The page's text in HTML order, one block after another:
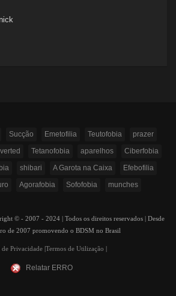
Sucção Emetofilia Teutofobia
prazer
Tetanofobia aparelhos
Ciberfobia
shibari A Garota na Caixa
Efebofilia
Agorafobia Sofofobia munches
© - 2007 - 2024 | Todos os direitos reservados | Desde
de 2007 promovendo o BDSM no Brasil
de Privacidade| Termos de Utilização
Relatar ERRO